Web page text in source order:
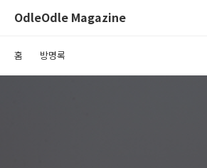
OdleOdle Magazine
홈 방명록